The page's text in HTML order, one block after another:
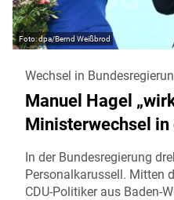
dpa/Bernd Weißbrod
Wechsel in
Manuel Hagel
Ministerwechsel in
In der Bundesregierung
Personalkarussell. Mitten
CDU-Politiker aus Baden-